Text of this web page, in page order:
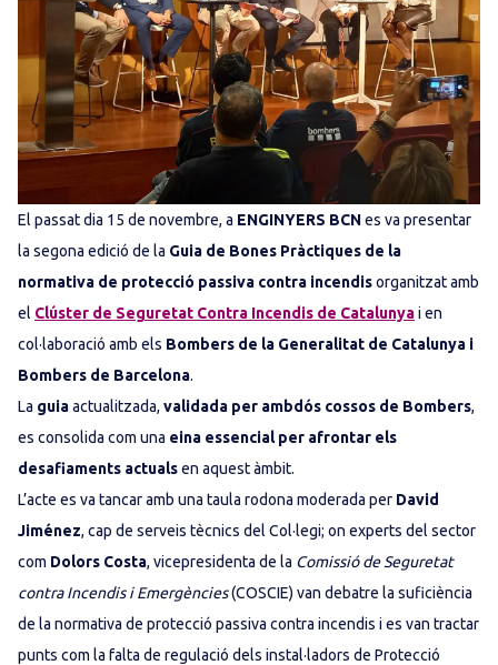
El passat dia 15 de novembre, a ENGINYERS BCNes va presentar
la segona edició de la Guia de Bones Pràctiques de la
normativa de protecció passiva contra incendisorganitzat amb
el Clúster de Seguretat Contra Incendis de Catalunyai en
col·laboració amb els Bombers de la Generalitat de Catalunya i
Bombers de Barcelona.
La guiaactualitzada, validada per ambdós cossos de Bombers,
es consolida com una eina essencial per afrontar els
desafiaments actualsen aquest àmbit.
L’acte es va tancar amb una taula rodona moderada per David
Jiménez, cap de serveis tècnics del Col·legi; on experts del sector
com Dolors Costa, vicepresidenta de la Comissió de Seguretat
contra Incendis i Emergències(COSCIE) van debatre la suficiència
de la normativa de protecció passiva contra incendis i es van tractar
punts com la falta de regulació dels instal·ladors de Protecció